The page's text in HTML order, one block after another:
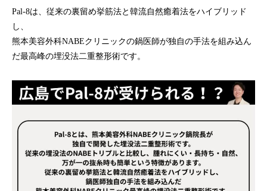
Pal-8は、従来の裏留め挙筋法と韓流自然癒着法をハイブリッド
し、
熊本美容外科NABEクリニックの鍋医師が独自の手法を組み込ん
だ最高峰の埋没法二重整形術です。